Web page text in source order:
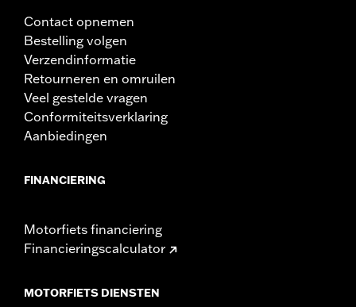
Contact opnemen
Bestelling volgen
Verzendinformatie
Retourneren en omruilen
Veel gestelde vragen
Conformiteitsverklaring
Aanbiedingen
FINANCIERING
Motorfiets financiering
Financieringscalculator
MOTORFIETS DIENSTEN